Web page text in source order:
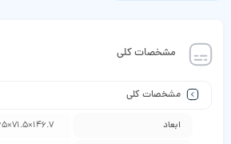
مشخصات کلی
مشخصات کلی
ابعاد 146.7×71.5×7.65 میلی‌متر